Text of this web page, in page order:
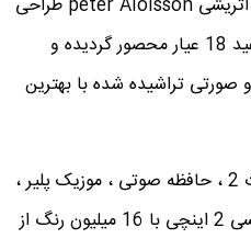
توسط طراح و جواهر ساز معروف اتریشی peter Aloisson طراحی
شده . این گوشی توسط طلای سفید 18 عیار محصور گردیده و
سفید و صورتی تراشیده شده با بهترین
دوربین 3.15 مگاپیکسلی ، بلوتوث 2 ، حافظه صوتی ، موزیک پلیر ،
تکنولوژی 3g و صفحه نمایش لمسی 2 اینچی با 16 میلیون رنگ از